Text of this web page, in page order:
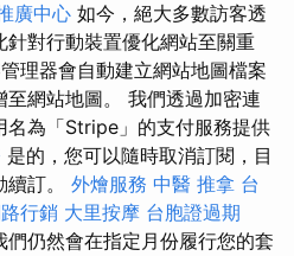
廣中心 如今，絕大多數訪客透
對行動裝置優化網站至關重
理器會自動建立網站地圖檔案
網站地圖。 我們透過加密連
名為「Stripe」的支付服務提供
是的，您可以隨時取消訂閱，目
訂。 外燴服務 中醫 推拿 台
行銷 大里按摩 台胞證過期
們仍然會在指定月份履行您的套